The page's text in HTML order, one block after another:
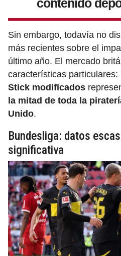
contenido
Sin embargo, todavía no
más recientes sobre el
último año. El mercado
características particulares:
Stick modificados
la mitad de toda la
Unido.
Bundesliga: datos
significativa